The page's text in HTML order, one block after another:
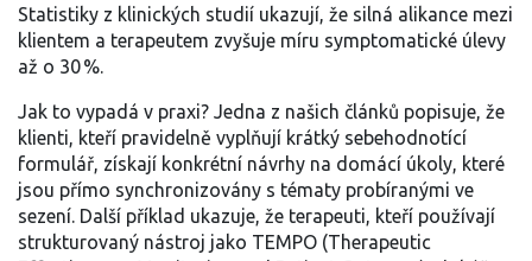
Statistiky z klinických studií ukazují, že silná alikance mezi
klientem a terapeutem zvyšuje míru symptomatické úlevy
až o 30 %.
Jak to vypadá v praxi? Jedna z našich článků popisuje, že
klienti, kteří pravidelně vyplňují krátký sebehodnotící
formulář, získají konkrétní návrhy na domácí úkoly, které
jsou přímo synchronizovány s tématy probíranými ve
sezení. Další příklad ukazuje, že terapeuti, kteří používají
strukturovaný nástroj jako TEMPO (Therapeutic